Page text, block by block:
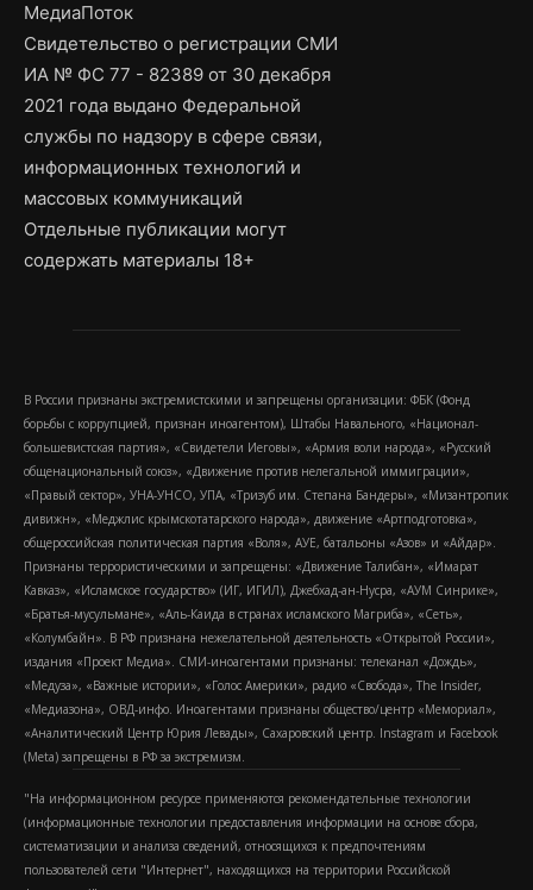
МедиаПоток
Свидетельство о регистрации СМИ
ИА № ФС 77 - 82389 от 30 декабря
2021 года выдано Федеральной
службы по надзору в сфере связи,
информационных технологий и
массовых коммуникаций
Отдельные публикации могут
содержать материалы 18+
В России признаны экстремистскими и запрещены организации: ФБК (Фонд
борьбы с коррупцией, признан иноагентом), Штабы Навального, «Национал-
большевистская партия», «Свидетели Иеговы», «Армия воли народа», «Русский
общенациональный союз», «Движение против нелегальной иммиграции»,
«Правый сектор», УНА-УНСО, УПА, «Тризуб им. Степана Бандеры», «Мизантропик
дивижн», «Меджлис крымскотатарского народа», движение «Артподготовка»,
общероссийская политическая партия «Воля», АУЕ, батальоны «Азов» и «Айдар».
Признаны террористическими и запрещены: «Движение Талибан», «Имарат
Кавказ», «Исламское государство» (ИГ, ИГИЛ), Джебхад-ан-Нусра, «АУМ Синрике»,
«Братья-мусульмане», «Аль-Каида в странах исламского Магриба», «Сеть»,
«Колумбайн». В РФ признана нежелательной деятельность «Открытой России»,
издания «Проект Медиа». СМИ-иноагентами признаны: телеканал «Дождь»,
«Медуза», «Важные истории», «Голос Америки», радио «Свобода», The Insider,
«Медиазона», ОВД-инфо. Иноагентами признаны общество/центр «Мемориал»,
«Аналитический Центр Юрия Левады», Сахаровский центр. Instagram и Facebook
(Metа) запрещены в РФ за экстремизм.
"На информационном ресурсе применяются рекомендательные технологии
(информационные технологии предоставления информации на основе сбора,
систематизации и анализа сведений, относящихся к предпочтениям
пользователей сети "Интернет", находящихся на территории Российской